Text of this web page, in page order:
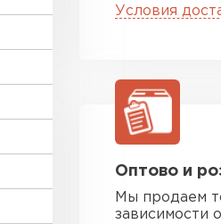
Условия
Оптово и
Мы продаем
зависимости